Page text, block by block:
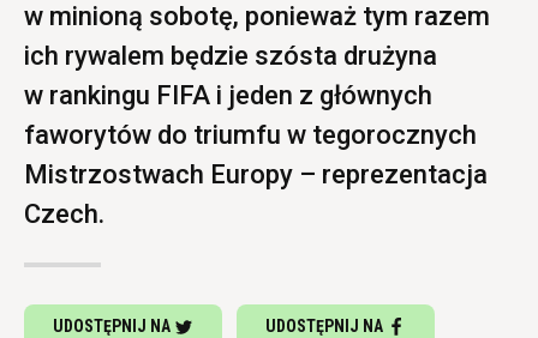
w minioną sobotę, ponieważ tym razem
ich rywalem będzie szósta drużyna
w rankingu FIFA i jeden z głównych
faworytów do triumfu w tegorocznych
Mistrzostwach Europy – reprezentacja
Czech.
UDOSTĘPNIJ NA UDOSTĘPNIJ NA